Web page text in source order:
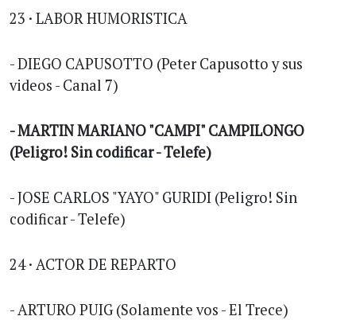
23 · LABOR HUMORISTICA
- DIEGO CAPUSOTTO (Peter Capusotto y sus
videos - Canal 7)
- MARTIN MARIANO "CAMPI" CAMPILONGO
(Peligro! Sin codificar - Telefe)
- JOSE CARLOS "YAYO" GURIDI (Peligro! Sin
codificar - Telefe)
24 · ACTOR DE REPARTO
- ARTURO PUIG (Solamente vos - El Trece)